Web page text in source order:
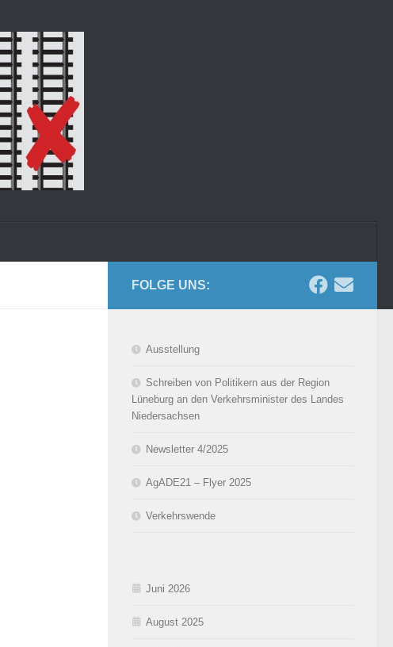
FOLGE UNS:
Ausstellung
Schreiben von Politikern aus der Region
Lüneburg an den Verkehrsminister des Landes
Niedersachsen
Newsletter 4/2025
AgADE21 – Flyer 2025
Verkehrswende
Juni 2026
August 2025